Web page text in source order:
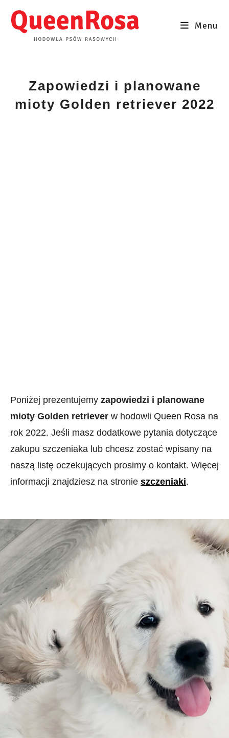
content
Menu
Zapowiedzi i planowane
mioty Golden retriever 2022
Poniżej prezentujemy zapowiedzi i planowane
mioty Golden retriever w hodowli Queen Rosa na
rok 2022. Jeśli masz dodatkowe pytania dotyczące
zakupu szczeniaka lub chcesz zostać wpisany na
naszą listę oczekujących prosimy o kontakt. Więcej
informacji znajdziesz na stronie szczeniaki.